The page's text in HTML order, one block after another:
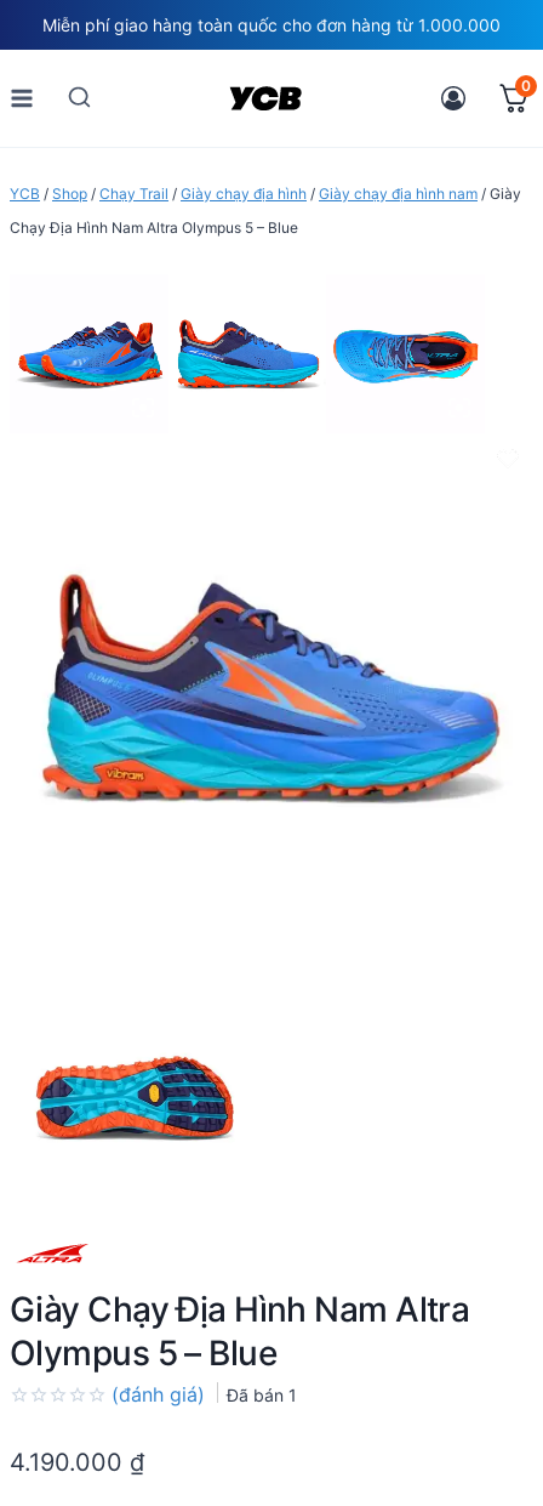
to
content
Miễn phí giao hàng toàn quốc cho đơn hàng từ 1.000.000
0
YCB / Shop / Chạy Trail / Giày chạy địa hình / Giày chạy địa hình nam / Giày
Chạy Địa Hình Nam Altra Olympus 5 – Blue
Giày Chạy Địa Hình Nam Altra
Olympus 5 – Blue
out
(đánh giá) Đã bán 1
4.190.000 ₫